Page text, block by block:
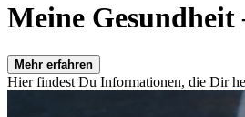
Meine Gesundheit
Mehr erfahren
Hier findest Du Informationen, die Dir